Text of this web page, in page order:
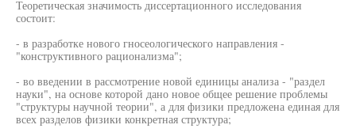
Теоретическая значимость диссертационного исследования
состоит:
- в разработке нового гносеологического направления -
"конструктивного рационализма";
- во введении в рассмотрение новой единицы анализа - "раздел
науки", на основе которой дано новое общее решение проблемы
"структуры научной теории", а для физики предложена единая для
всех разделов физики конкретная структура;